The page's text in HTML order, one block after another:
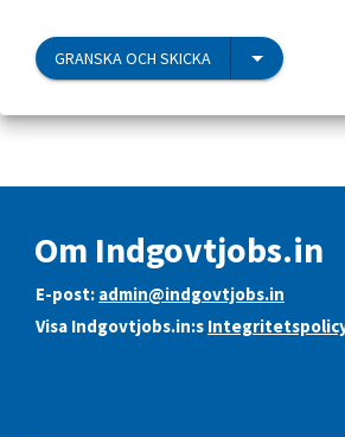
GRANSKA OCH SKICKA
Om Indgovtjobs.in
E-post: admin@indgovtjobs.in
Visa Indgovtjobs.in:s